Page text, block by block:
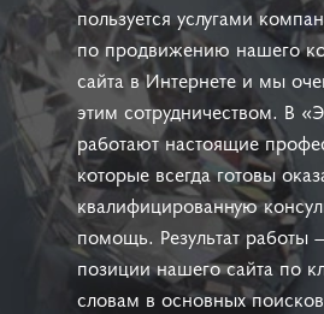
пользуется услугами
по продвижению нашего
сайта в Интернете и мы
этим сотрудничеством. В
работают настоящие
которые всегда готовы
квалифицированную
помощь. Результат
позиции нашего сайта по
словам в основных